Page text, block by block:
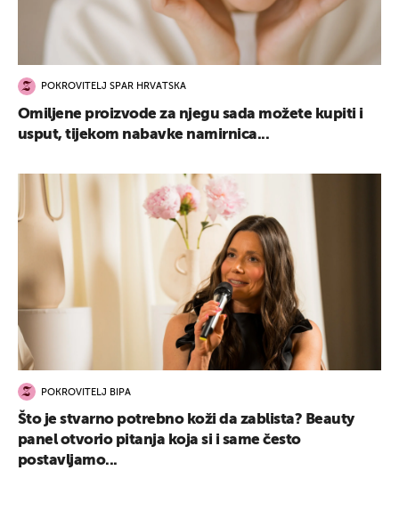
POKROVITELJ SPAR HRVATSKA
Omiljene proizvode za njegu sada možete kupiti i
usput, tijekom nabavke namirnica...
POKROVITELJ BIPA
Što je stvarno potrebno koži da zablista? Beauty
panel otvorio pitanja koja si i same često
postavljamo...